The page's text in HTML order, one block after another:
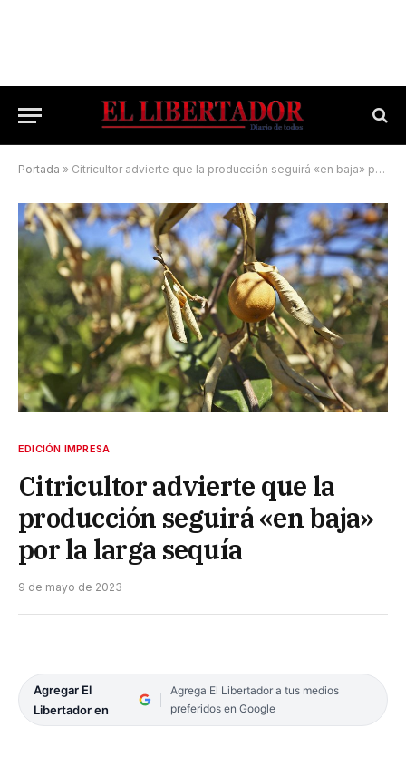
Portada » Citricultor advierte que la producción seguirá «en baja» por la larga sequía
EDICIÓN IMPRESA
Citricultor advierte que la
producción seguirá «en baja»
por la larga sequía
9 de mayo de 2023
Agregar El
Libertador en
Agrega El Libertador a tus medios
preferidos en Google